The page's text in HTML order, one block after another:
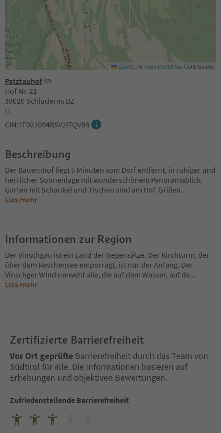
Patztauhof
Hof Nr. 21
39020 Schluderns BZ
IT
CIN: IT021094B5V2I7QV88
Leaflet | ©OpenStreetMapContributors
Beschreibung
Der Bauernhof liegt 5 Minuten vom Dorf entfernt, in ruhiger und
herrlicher Sonnenlage mit wunderschönem Panoramablick.
Garten mit Schaukel und Tischen sind am Hof. Grillen...
Lies mehr
Informationen zur Region
Der Vinschgau ist ein Land der Gegensätze. Der Kirchturm, der
über dem Reschensee emporragt, ist nur der Anfang. Der
Vinschger Wind umweht alle, die auf dem Wasser, auf de...
Lies mehr
Zertifizierte Barrierefreiheit
Vor Ort geprüfte Barrierefreiheit durch das Team von
Südtirol für alle. Die Informationen basieren auf
Erhebungen und objektiven Bewertungen.
Zufriedenstellende Barrierefreiheit